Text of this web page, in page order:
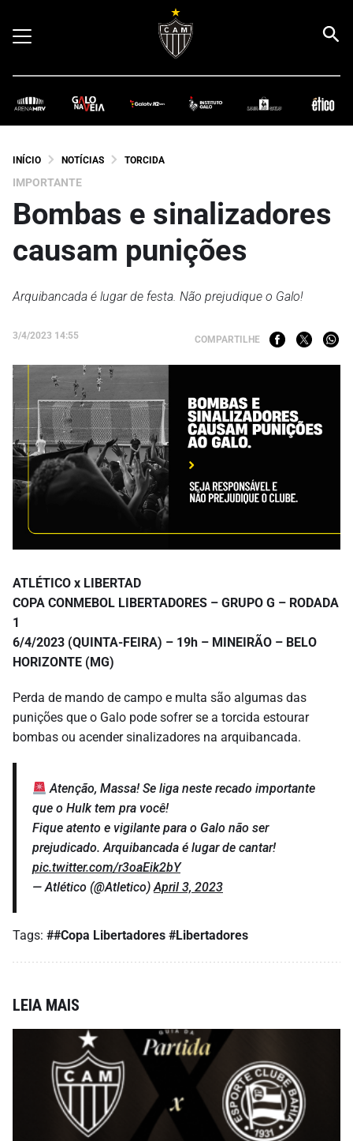
INÍCIO NOTÍCIAS TORCIDA
IMPORTANTE
Bombas e sinalizadores
causam punições
Arquibancada é lugar de festa. Não prejudique o Galo!
3/4/2023 14:55 COMPARTILHE
ATLÉTICO x LIBERTAD
COPA CONMEBOL LIBERTADORES – GRUPO G – RODADA
1
6/4/2023 (QUINTA-FEIRA) – 19h – MINEIRÃO – BELO
HORIZONTE (MG)
Perda de mando de campo e multa são algumas das
punições que o Galo pode sofrer se a torcida estourar
bombas ou acender sinalizadores na arquibancada.
Atenção, Massa! Se liga neste recado importante
que o Hulk tem pra você!
Fique atento e vigilante para o Galo não ser
prejudicado. Arquibancada é lugar de cantar!
pic.twitter.com/r3oaEik2bY
— Atlético (@Atletico)April 3, 2023
Tags: ##Copa Libertadores #Libertadores
LEIA MAIS